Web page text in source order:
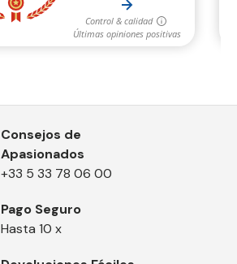
Consejos de
Apasionados
+33 5 33 78 06 00
Pago Seguro
Hasta 10 x